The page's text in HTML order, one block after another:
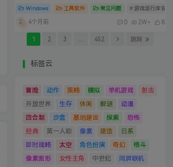
Windows 工具软件 常见问题 # 游戏运行库安装
4个月前 0 2W+ 8
1 2 3 … 452 跳转
标签云
冒险 动作 策略 模拟 单机游戏
射击
开放世界
生存 休闲 解谜
动漫
回合制
沙盒 基地建设 探索
恐怖
经典
第一人称 像素 建造
日系
即时战略
太空 角色扮演 奇幻
格斗
像素图形
女性主角 中世纪 同屏联机